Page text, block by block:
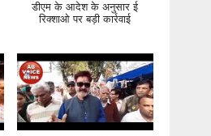
डीएम के आदेश के अनुसार ई
रिक्शाओ पर बड़ी कार्रवाई